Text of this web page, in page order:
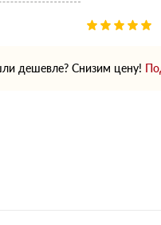
дешевле? Снизим цену!